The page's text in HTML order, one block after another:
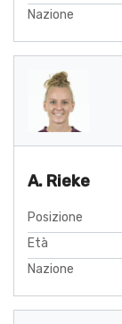
Nazione
A. Rieke
Posizione
Età
Nazione